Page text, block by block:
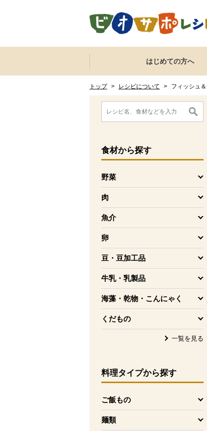
ここからサイト内共通メニューです。
サイト内共通メニューをスキップする
はじめての方へ
トップ > レシピについて > フィッシュ
ここから消費材検索メニューです。
食材から探す
野菜
を開く
肉
を開く
魚介
を開く
卵
を開く
豆・豆加工品
を開く
牛乳・乳製品
を開く
海藻・乾物・こんにゃく
を開く
くだもの
を開く
一覧を見る
料理タイプから探す
ご飯もの
を開く
麺類
を開く
消費材検索メニューここまで。
ここから本文です。